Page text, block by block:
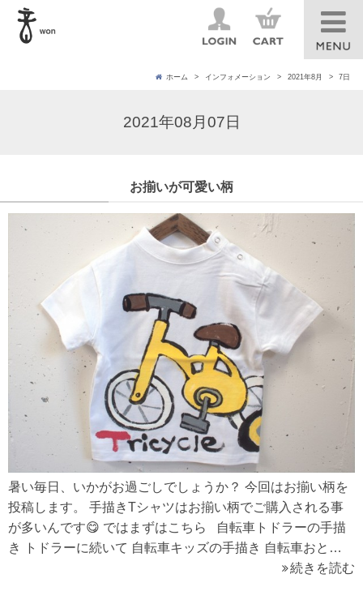
ホーム インフォメーション 2021年8月 7日
2021年08月07日
お揃いが可愛い柄
暑い毎日、いかがお過ごしでしょうか？ 今回はお揃い柄を
投稿します。 手描きTシャツはお揃い柄でご購入される事
が多いんです😋 ではまずはこちら 自転車トドラーの手描
き トドラーに続いて 自転車キッズの手描き 自転車おと…
続きを読む